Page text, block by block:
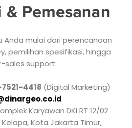
& Pemesanan
Anda mulai dari perencanaan
pemilihan spesifikasi, hingga
sales support.
4418 (Digital Marketing)
Karyawan DKI RT 12/02
Kelapa, Kota Jakarta Timur,